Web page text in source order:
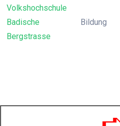
Volkshochschule
Badische
Bergstrasse
Bildung